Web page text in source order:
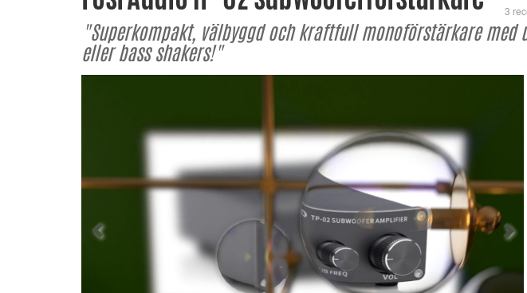
3
"Superkompakt, välbyggd och kraftfull monoförstärkare
eller bass shakers!"